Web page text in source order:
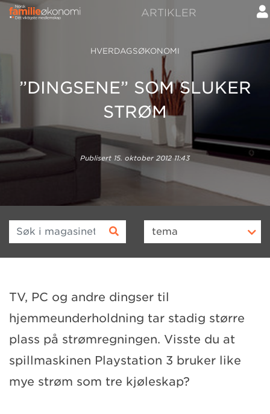
ARTIKLER
HVERDAGSØKONOMI
”DINGSENE” SOM SLUKER
STRØM
Publisert 15. oktober 2012 11:43
Søk i magasinet tema
TV, PC og andre dingser til
hjemmeunderholdning tar stadig større
plass på strømregningen. Visste du at
spillmaskinen Playstation 3 bruker like
mye strøm som tre kjøleskap?